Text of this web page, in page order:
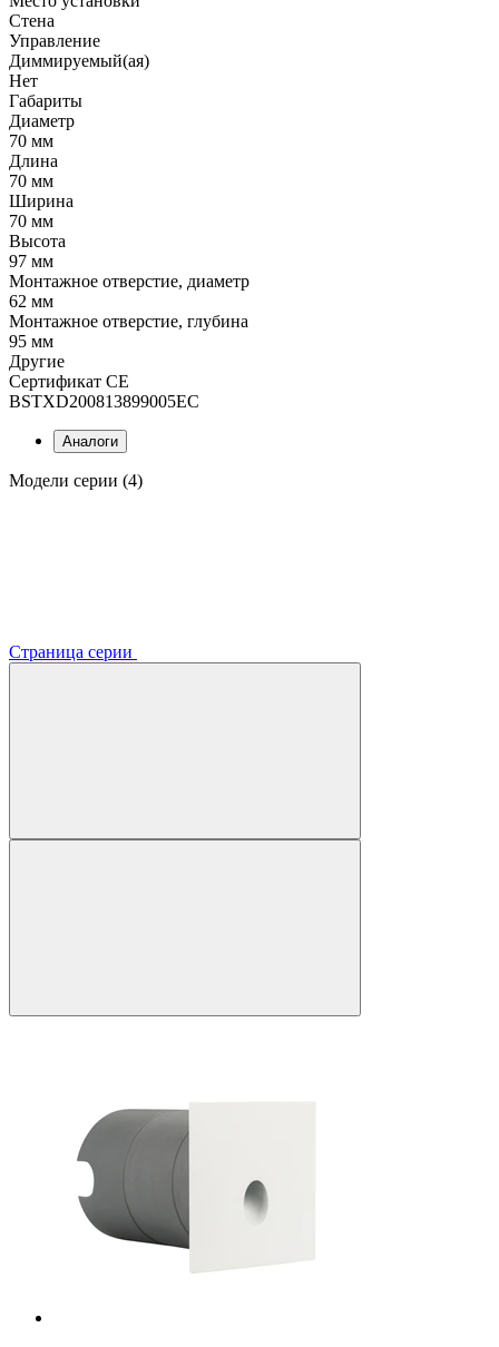
Стена
Управление
Диммируемый(ая)
Нет
Габариты
Диаметр
70 мм
Длина
70 мм
Ширина
70 мм
Высота
97 мм
Монтажное отверстие, диаметр
62 мм
Монтажное отверстие, глубина
95 мм
Другие
Сертификат CE
BSTXD200813899005EC
Аналоги
Модели серии (4)
Страница серии